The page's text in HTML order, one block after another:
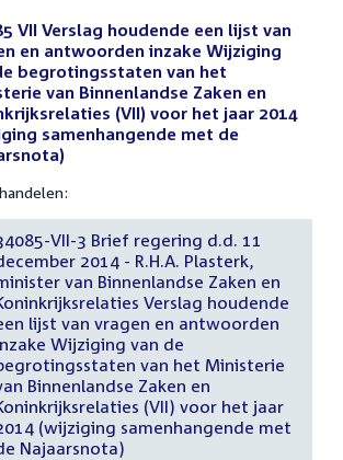
VII Verslag houdende een lijst van
en antwoorden inzake Wijziging
begrotingsstaten van het
van Binnenlandse Zaken en
(VII) voor het jaar 2014
samenhangende met de
VII-3 Brief regering d.d. 11
2014 - R.H.A. Plasterk,
van Binnenlandse Zaken en
Verslag houdende
lijst van vragen en antwoorden
Wijziging van de
van het Ministerie
Binnenlandse Zaken en
(VII) voor het jaar
(wijziging samenhangende met
Najaarsnota)